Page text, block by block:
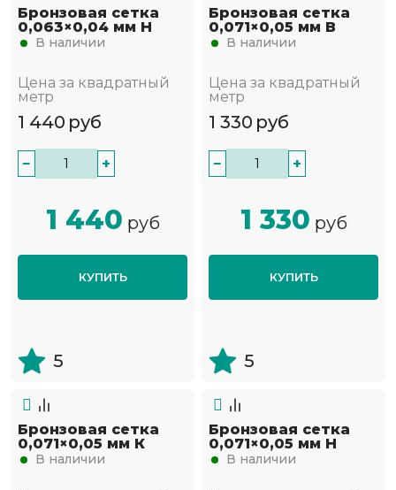
Бронзовая сетка
0,063×0,04 мм Н
В наличии
Цена за квадратный
метр
1 440 руб
− +
1 440 руб
КУПИТЬ
5
Бронзовая сетка
0,071×0,05 мм В
В наличии
Цена за квадратный
метр
1 330 руб
− +
1 330 руб
КУПИТЬ
5
Бронзовая сетка
0,071×0,05 мм К
В наличии
Бронзовая сетка
0,071×0,05 мм Н
В наличии